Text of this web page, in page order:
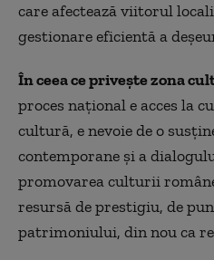
care afectează viitorul
gestionare eficientă a
În ceea ce privește zona
proces național e acces la
cultură, e nevoie de o
contemporane și a
promovarea culturii
resursă de prestigiu, de
patrimoniului, din nou ca